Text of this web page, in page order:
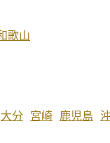
歌山
大分 宮崎 鹿児島